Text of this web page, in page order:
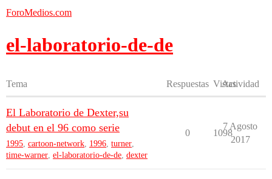
ForoMedios.com
el-laboratorio-de-de
Tema Respuestas Vistas
Actividad
El Laboratorio de Dexter,su
debut en el 96 como serie
1995, cartoon-network, 1996, turner,
time-warner, el-laboratorio-de-de, dexter
0 1098
7 Agosto
2017